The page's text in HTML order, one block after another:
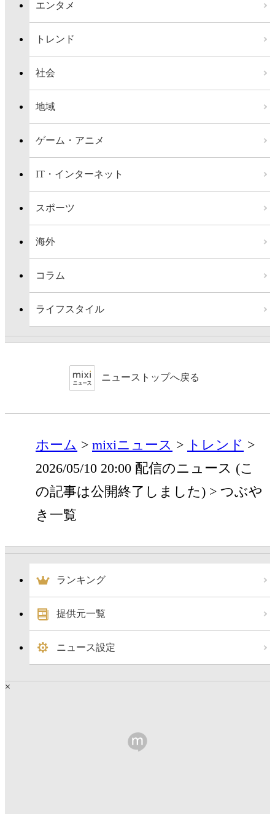
エンタメ
トレンド
社会
地域
ゲーム・アニメ
IT・インターネット
スポーツ
海外
コラム
ライフスタイル
ニューストップへ戻る
ホーム mixiニュース
トレンド
2026/05/10 20:00 配信のニュース (こ
の記事は公開終了しました)
つぶや
き一覧
ランキング
提供元一覧
ニュース設定
×